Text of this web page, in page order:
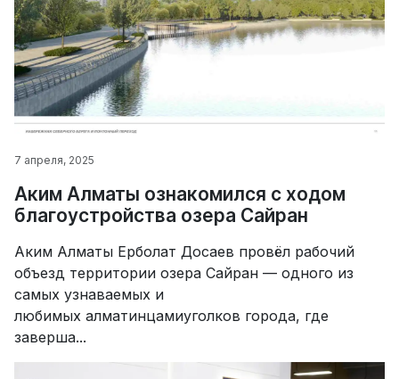
7 апреля, 2025
Аким Алматы ознакомился с ходом
благоустройства озера Сайран
Аким Алматы Ерболат Досаев провёл рабочий
объезд территории озера Сайран — одного из
самых узнаваемых и
любимых алматинцамиуголков города, где
заверша...